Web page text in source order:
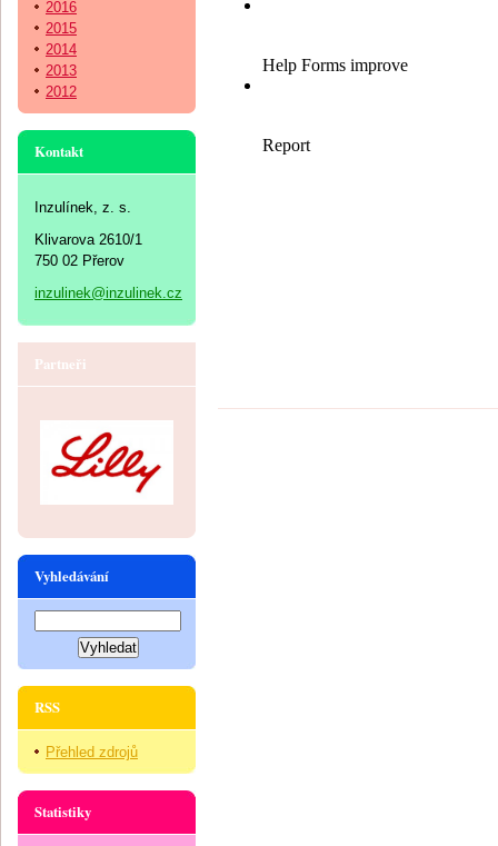
2016
2015
2014
2013
2012
Kontakt
Inzulínek, z. s.
Klivarova 2610/1
750 02 Přerov
inzulinek@inzulinek.cz
Partneři
Vyhledávání
RSS
Přehled zdrojů
Statistiky